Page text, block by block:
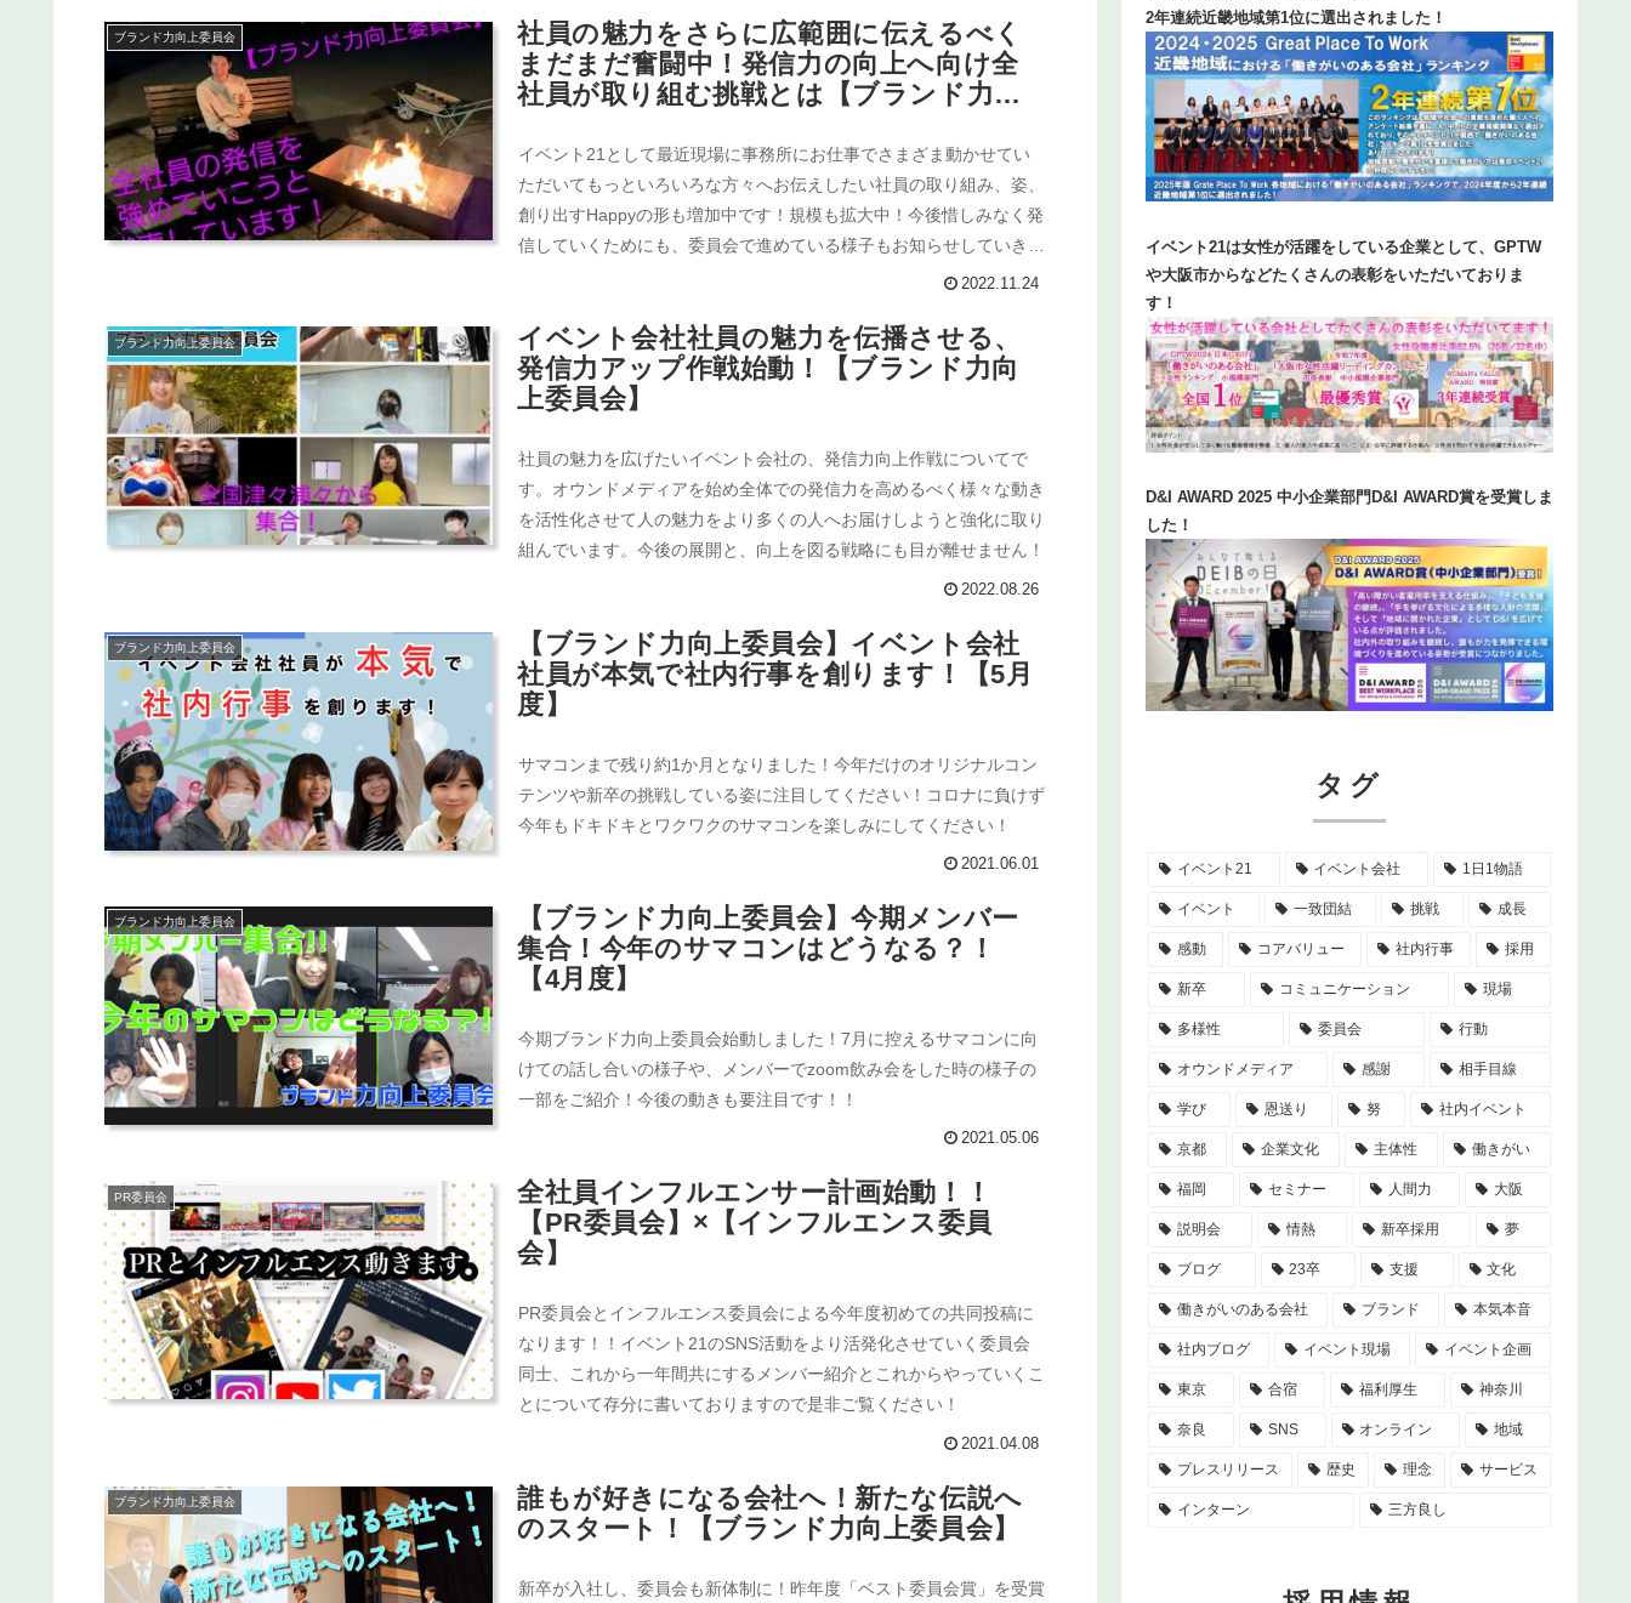
ブランド力向上委員会
社員の魅力をさらに広範囲に伝えるべく
まだまだ奮闘中！発信力の向上へ向け全
社員が取り組む挑戦とは【ブランド力向
イベント21として最近現場に事務所にお仕事でさまざま動かせてい
ただいてもっといろいろな方々へお伝えしたい社員の取り組み、姿、
創り出すHappyの形も増加中です！規模も拡大中！今後惜しみなく発
信していくためにも、委員会で進めている様子もお知らせしていきま
2022.11.24
ブランド力向上委員会
イベント会社社員の魅力を伝播させる、
発信力アップ作戦始動！【ブランド力向
上委員会】
社員の魅力を広げたいイベント会社の、発信力向上作戦についてで
す。オウンドメディアを始め全体での発信力を高めるべく様々な動き
を活性化させて人の魅力をより多くの人へお届けしようと強化に取り
組んでいます。今後の展開と、向上を図る戦略にも目が離せません！
2022.08.26
ブランド力向上委員会
【ブランド力向上委員会】イベント会社
社員が本気で社内行事を創ります！【5月
度】
サマコンまで残り約1か月となりました！今年だけのオリジナルコン
テンツや新卒の挑戦している姿に注目してください！コロナに負けず
今年もドキドキとワクワクのサマコンを楽しみにしてください！
2021.06.01
ブランド力向上委員会
【ブランド力向上委員会】今期メンバー
集合！今年のサマコンはどうなる？！
【4月度】
今期ブランド力向上委員会始動しました！7月に控えるサマコンに向
けての話し合いの様子や、メンバーでzoom飲み会をした時の様子の
一部をご紹介！今後の動きも要注目です！！
2021.05.06
PR委員会
全社員インフルエンサー計画始動！！
【PR委員会】×【インフルエンス委員
会】
PR委員会とインフルエンス委員会による今年度初めての共同投稿に
なります！！イベント21のSNS活動をより活発化させていく委員会
同士、これから一年間共にするメンバー紹介とこれからやっていくこ
とについて存分に書いておりますので是非ご覧ください！
2021.04.08
ブランド力向上委員会
誰もが好きになる会社へ！新たな伝説へ
のスタート！【ブランド力向上委員会】
新卒が入社し、委員会も新体制に！昨年度「ベスト委員会賞」を受賞
2年連続近畿地域第1位に選出されました！
イベント21は女性が活躍をしている企業として、GPTW
や大阪市からなどたくさんの表彰をいただいておりま
す！
D&I AWARD 2025 中小企業部門D&I AWARD賞を受賞しま
した！
タグ
イベント21 イベント会社 1日1物語
イベント 一致団結 挑戦 成長
感動 コアバリュー 社内行事 採用
新卒 コミュニケーション 現場
多様性 委員会 行動
オウンドメディア 感謝 相手目線
学び 恩送り 努 社内イベント
京都 企業文化 主体性 働きがい
福岡 セミナー 人間力 大阪
説明会 情熱 新卒採用 夢
ブログ 23卒 支援 文化
働きがいのある会社 ブランド 本気本音
社内ブログ イベント現場 イベント企画
東京 合宿 福利厚生 神奈川
奈良 SNS オンライン 地域
プレスリリース 歴史 理念 サービス
インターン 三方良し